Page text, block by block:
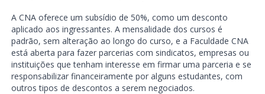
A CNA oferece um subsídio de 50%, como um desconto
aplicado aos ingressantes. A mensalidade dos cursos é
padrão, sem alteração ao longo do curso, e a Faculdade CNA
está aberta para fazer parcerias com sindicatos, empresas ou
instituições que tenham interesse em firmar uma parceria e se
responsabilizar financeiramente por alguns estudantes, com
outros tipos de descontos a serem negociados.